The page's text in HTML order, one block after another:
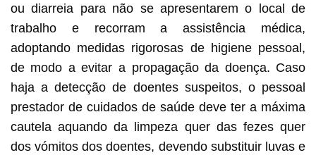
ou diarreia para não se apresentarem o local de
trabalho e recorram a assistência médica,
adoptando medidas rigorosas de higiene pessoal,
de modo a evitar a propagação da doença. Caso
haja a detecção de doentes suspeitos, o pessoal
prestador de cuidados de saúde deve ter a máxima
cautela aquando da limpeza quer das fezes quer
dos vómitos dos doentes, devendo substituir luvas e